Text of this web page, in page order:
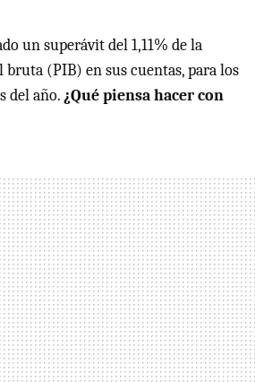
un superávit del 1,11% de la
(PIB) en sus cuentas, para los
del año. ¿Qué piensa hacer con